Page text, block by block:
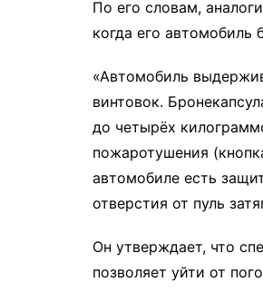
По его словам,
когда его автомобиль
«Автомобиль
винтовок.
до четырёх
пожаротушения
автомобиле есть
отверстия от пуль
Он утверждает, что
позволяет уйти от